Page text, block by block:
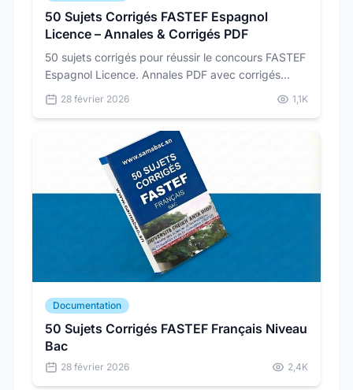
50 Sujets Corrigés FASTEF Espagnol
Licence – Annales & Corrigés PDF
50 sujets corrigés pour réussir le concours FASTEF
Espagnol Licence. Annales PDF avec corrigés
détaillés pour vous préparer dans les conditions
réelles du concours.
28 février 2026 1,1K
Documentation
50 Sujets Corrigés FASTEF Français Niveau
Bac
28 février 2026 2,4K